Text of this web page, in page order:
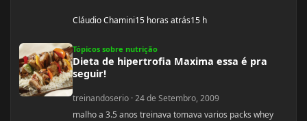
Cláudio Chamini15 horas atrás15 h
Tópicos sobre nutrição
Dieta de hipertrofia Maxima essa é pra
seguir!
treinandoserio ·24 de Setembro, 2009
malho a 3.5 anos treinava tomava varios packs whey